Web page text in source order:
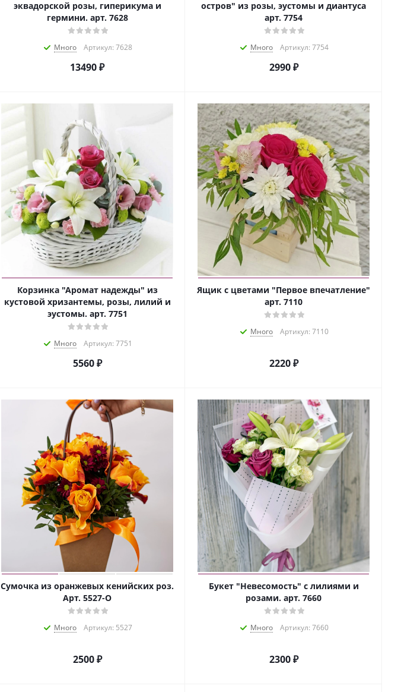
эквадорской розы, гиперикума и
гермини. арт. 7628
Много Артикул: 7628
13490 ₽
остров" из розы, эустомы и диантуса
арт. 7754
Много Артикул: 7754
2990 ₽
Корзинка "Аромат надежды" из
кустовой хризантемы, розы, лилий и
эустомы. арт. 7751
Много Артикул: 7751
5560 ₽
Ящик с цветами "Первое впечатление"
арт. 7110
Много Артикул: 7110
2220 ₽
Сумочка из оранжевых кенийских роз.
Арт. 5527-О
Много Артикул: 5527
2500 ₽
Букет "Невесомость" с лилиями и
розами. арт. 7660
Много Артикул: 7660
2300 ₽